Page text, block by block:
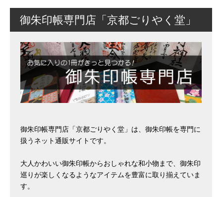
御朱印帳専門店「京都ごりやく堂」
御朱印帳専門店「京都ごりやく堂」は、御朱印帳を専門に
扱うネット通販サイトです。
大人かわいい御朱印帳からおしゃれな和小物まで、御朱印
巡りが楽しくなるようなアイテムを豊富に取り揃えていま
す。